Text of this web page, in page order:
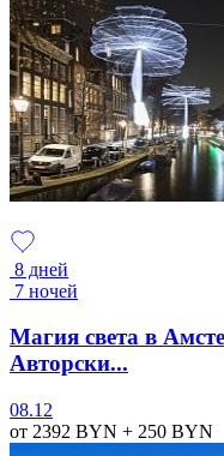
8 дней
7 ночей
Магия света в
Авторски...
08.12
от 2392 BYN + 250 BYN